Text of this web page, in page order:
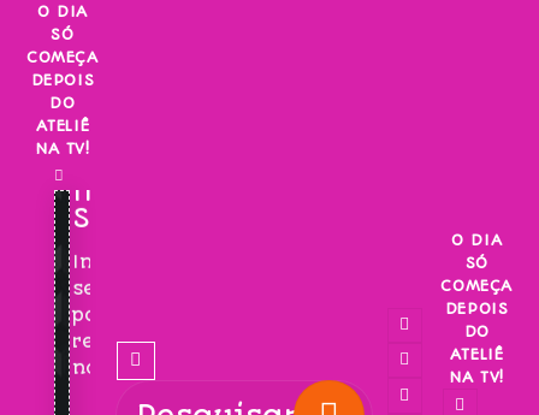
Skip
content
O DIA
SÓ
COMEÇA
DEPOIS
DO
ATELIÊ
NA TV!
INSCREVA-
SE!
Inscreva-
se
para
receber
novidades!
O DIA
SÓ
COMEÇA
DEPOIS
DO
ATELIÊ
NA TV!